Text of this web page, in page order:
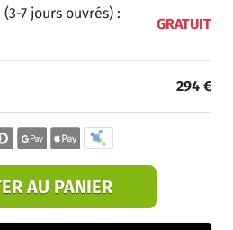
7 jours ouvrés) :
GRATUIT
294 €
AU PANIER